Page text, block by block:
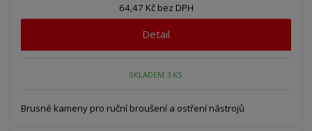
64,47 Kč bez DPH
Detail
SKLADEM 3 KS
Brusné kameny pro ruční broušení a ostření nástrojů